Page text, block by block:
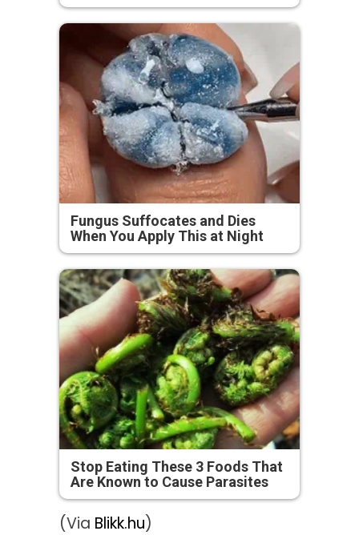
Fungus Suffocates and Dies
When You Apply This at Night
Stop Eating These 3 Foods That
Are Known to Cause Parasites
(Via Blikk.hu)